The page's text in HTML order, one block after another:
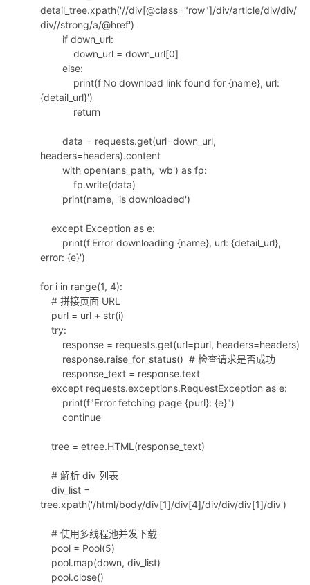
detail_tree.xpath('//div[@class="row"]/div/article/div/div/
div//strong/a/@href')
if down_url:
down_url = down_url[0]
else:
print(f'No download link found for {name}, url:
{detail_url}')
return
data = requests.get(url=down_url,
headers=headers).content
with open(ans_path, 'wb') as fp:
fp.write(data)
print(name, 'is downloaded')
except Exception as e:
print(f'Error downloading {name}, url: {detail_url},
error: {e}')
for i in range(1, 4):
# 拼接页面 URL
purl = url + str(i)
try:
response = requests.get(url=purl, headers=headers)
response.raise_for_status() # 检查请求是否成功
response_text = response.text
except requests.exceptions.RequestException as e:
print(f"Error fetching page {purl}: {e}")
continue
tree = etree.HTML(response_text)
# 解析 div 列表
div_list =
tree.xpath('/html/body/div[1]/div[4]/div/div/div[1]/div')
# 使用多线程池并发下载
pool = Pool(5)
pool.map(down, div_list)
pool.close()